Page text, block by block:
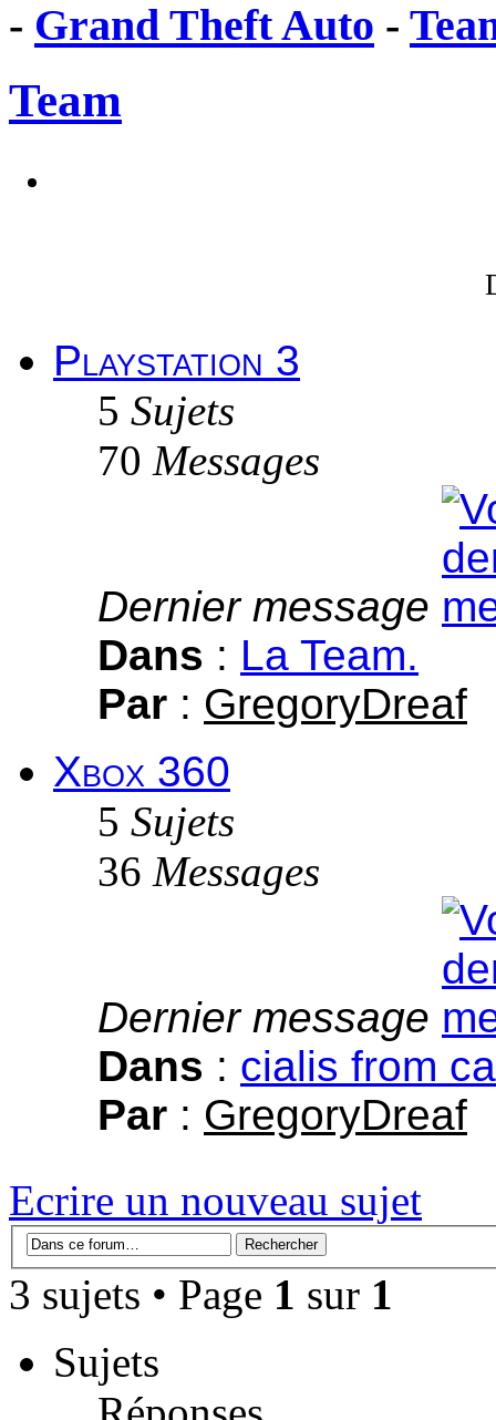
- Grand Theft Auto -
Team
Playstation 3
5 Sujets
70 Messages
Dernier message
Dans : La Team.
Par : GregoryDreaf
Xbox 360
5 Sujets
36 Messages
Dernier message
Dans : cialis from
Par : GregoryDreaf
Ecrire un nouveau sujet
3 sujets • Page 1 sur 1
Sujets